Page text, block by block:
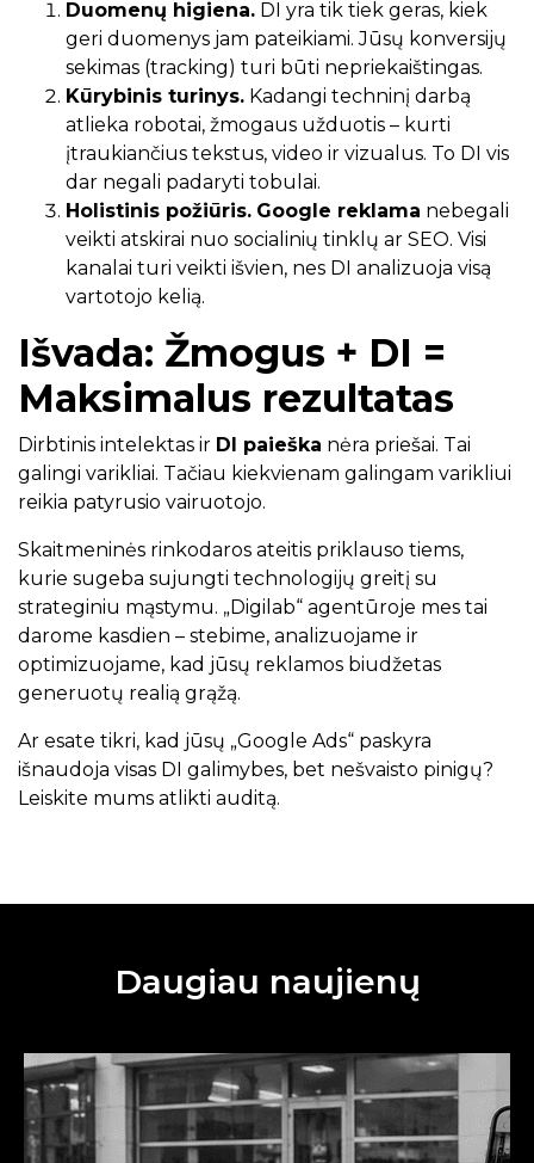
Duomenų higiena. DI yra tik tiek geras, kiek
geri duomenys jam pateikiami. Jūsų konversijų
sekimas (tracking) turi būti nepriekaištingas.
Kūrybinis turinys. Kadangi techninį darbą
atlieka robotai, žmogaus užduotis – kurti
įtraukiančius tekstus, video ir vizualus. To DI vis
dar negali padaryti tobulai.
Holistinis požiūris. Google reklama nebegali
veikti atskirai nuo socialinių tinklų ar SEO. Visi
kanalai turi veikti išvien, nes DI analizuoja visą
vartotojo kelią.
Išvada: Žmogus + DI =
Maksimalus rezultatas
Dirbtinis intelektas ir DI paieška nėra priešai. Tai
galingi varikliai. Tačiau kiekvienam galingam varikliui
reikia patyrusio vairuotojo.
Skaitmeninės rinkodaros ateitis priklauso tiems,
kurie sugeba sujungti technologijų greitį su
strateginiu mąstymu. „Digilab“ agentūroje mes tai
darome kasdien – stebime, analizuojame ir
optimizuojame, kad jūsų reklamos biudžetas
generuotų realią grąžą.
Ar esate tikri, kad jūsų „Google Ads“ paskyra
išnaudoja visas DI galimybes, bet nešvaisto pinigų?
Leiskite mums atlikti auditą.
Daugiau naujienų